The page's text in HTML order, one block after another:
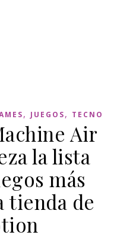
, JUEGOS,
Air
la lista
más
tienda de